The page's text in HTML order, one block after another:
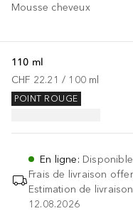
Mousse cheveux
110 ml
CHF 22.21 / 100 ml
POINT ROUGE
En ligne: Disponible
Frais de livraison
Estimation de
12.08.2026